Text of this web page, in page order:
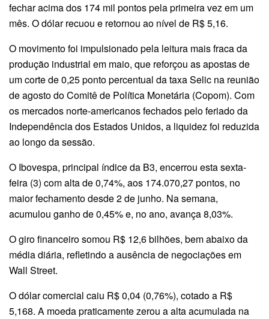
fechar acima dos 174 mil pontos pela primeira vez em um
mês. O dólar recuou e retornou ao nível de R$ 5,16.
O movimento foi impulsionado pela leitura mais fraca da
produção industrial em maio, que reforçou as apostas de
um corte de 0,25 ponto percentual da taxa Selic na reunião
de agosto do Comitê de Política Monetária (Copom). Com
os mercados norte-americanos fechados pelo feriado da
Independência dos Estados Unidos, a liquidez foi reduzida
ao longo da sessão.
O Ibovespa, principal índice da B3, encerrou esta sexta-
feira (3) com alta de 0,74%, aos 174.070,27 pontos, no
maior fechamento desde 2 de junho. Na semana,
acumulou ganho de 0,45% e, no ano, avança 8,03%.
O giro financeiro somou R$ 12,6 bilhões, bem abaixo da
média diária, refletindo a ausência de negociações em
Wall Street.
O dólar comercial caiu R$ 0,04 (0,76%), cotado a R$
5,168. A moeda praticamente zerou a alta acumulada na